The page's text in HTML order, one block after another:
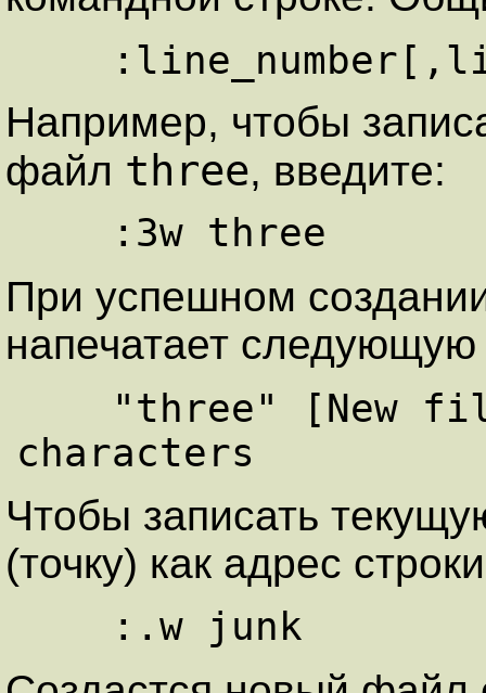
Например, чтобы
файл three, введите:
При успешном
напечатает
Чтобы записать
(точку) как адрес